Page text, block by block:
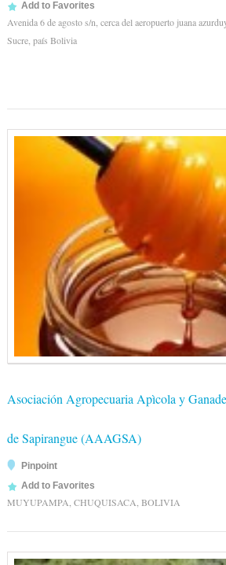
Add to Favorites
Avenida 6 de agosto s/n, cerca del aeropuerto juana
Sucre, país Bolivia
Asociación Agropecuaria Apìcola y
de Sapirangue (AAAGSA)
Pinpoint
Add to Favorites
MUYUPAMPA, CHUQUISACA, BOLIVIA